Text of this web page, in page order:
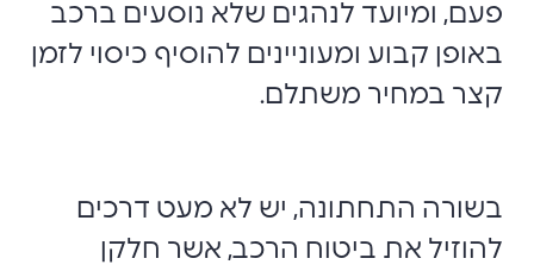
פעם, ומיועד לנהגים שלא נוסעים ברכב
באופן קבוע ומעוניינים להוסיף כיסוי לזמן
קצר במחיר משתלם.
בשורה התחתונה, יש לא מעט דרכים
להוזיל את ביטוח הרכב, אשר חלקן